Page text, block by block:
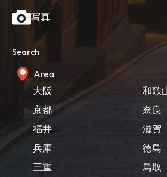
写真
Search
Area
大阪
京都
福井
兵庫
三重
和歌
奈良
滋賀
徳島
鳥取